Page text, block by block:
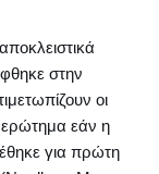
στην
οι
εάν η
για πρώτη